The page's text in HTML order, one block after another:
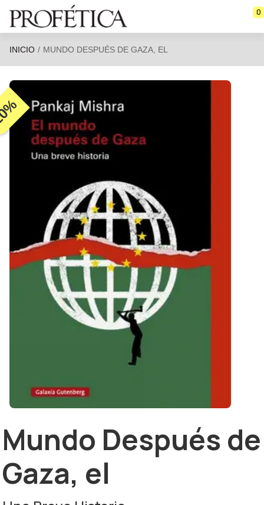
Saltar al contenido principal
0
INICIO MUNDO DESPUÉS DE GAZA, EL
Mundo Después de
Gaza, el